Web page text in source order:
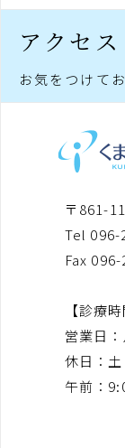
アクセス
お気をつけて
〒861-
Tel 096-
Fax
【診療時
営業日
休日
午前